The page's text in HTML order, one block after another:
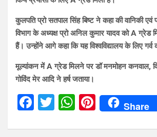
कुलपति प्रो सतपाल सिंह बिष्ट ने कहा की वानिकी एवं
विभाग के अध्यक्ष प्रो अनिल कुमार यादव को A ग्रेड
हैं। उन्होंने आगे कहा कि यह विश्वविद्यालय के लिए गर्व
मूल्यांकन में A ग्रेड मिलने पर डॉ मनमोहन कनवाल,
गोविंद मेर आदि ने हर्ष जताया।
F
T
W Pi
Share